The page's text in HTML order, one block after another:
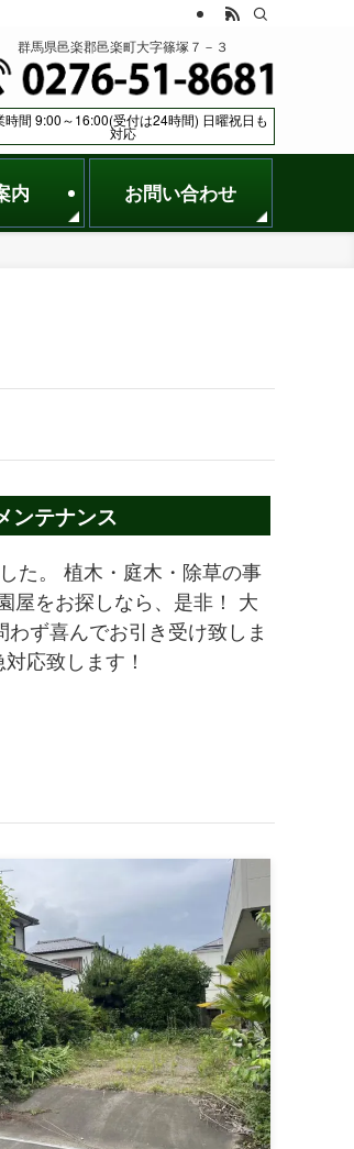
内 お問い合わせ
群馬県邑楽郡邑楽町大字篠塚７－３
時間 9:00～16:00(受付は24時間) 日曜祝日も
対応
ンテナンス
た。 植木・庭木・除草の事
屋をお探しなら、是非！ 大
ず喜んでお引き受け致しま
応致します！